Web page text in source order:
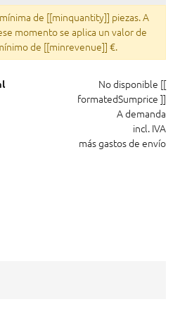
de [[minquantity]] piezas. A
momento se aplica un valor de
de [[minrevenue]] €.
No disponible [[
formatedSumprice ]]
A demanda
incl. IVA
más gastos de envío